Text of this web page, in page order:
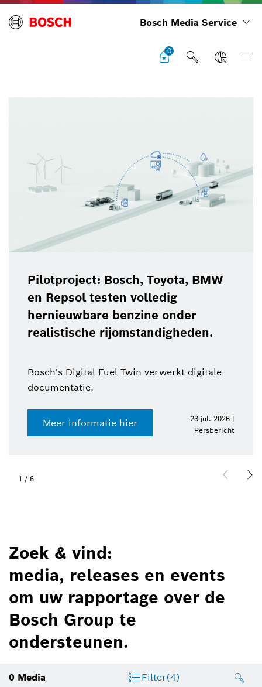
Bosch Media Service
0
Pilotproject: Bosch, Toyota, BMW
en Repsol testen volledig
hernieuwbare benzine onder
realistische rijomstandigheden.
Bosch's Digital Fuel Twin verwerkt digitale
documentatie.
Meer informatie hier
23 jul. 2026 |
Persbericht
1 / 6
Zoek & vind:
media, releases en events
om uw rapportage over de
Bosch Group te
ondersteunen.
0 Media Filter(4)